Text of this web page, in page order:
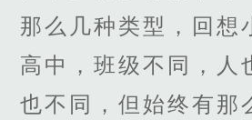
那么几种类型，回想
高中，班级不同，人
也不同，但始终有那